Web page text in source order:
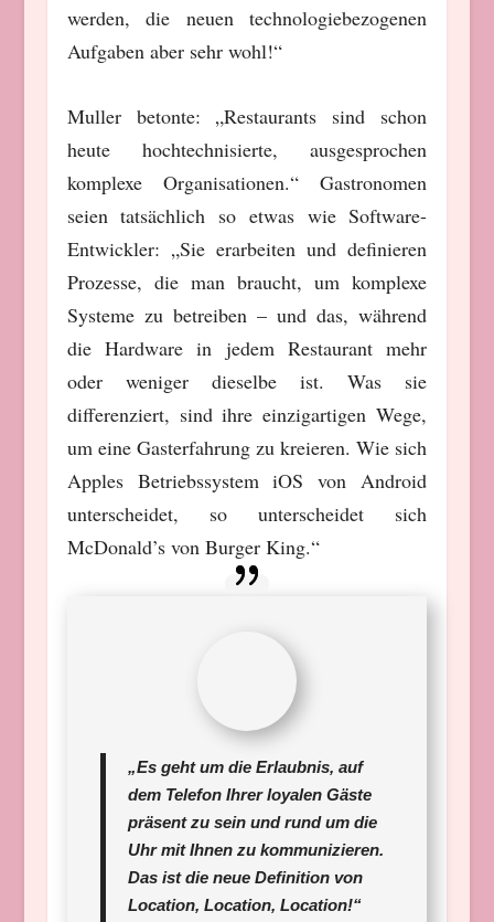
werden, die neuen technologiebezogenen
Aufgaben aber sehr wohl!“
Muller betonte: „Restaurants sind schon
heute hochtechnisierte, ausgesprochen
komplexe Organisationen.“ Gastronomen
seien tatsächlich so etwas wie Software-
Entwickler: „Sie erarbeiten und definieren
Prozesse, die man braucht, um komplexe
Systeme zu betreiben – und das, während
die Hardware in jedem Restaurant mehr
oder weniger dieselbe ist. Was sie
differenziert, sind ihre einzigartigen Wege,
um eine Gasterfahrung zu kreieren. Wie sich
Apples Betriebssystem iOS von Android
unterscheidet, so unterscheidet sich
McDonald’s von Burger King.“
„Es geht um die Erlaubnis, auf
dem Telefon Ihrer loyalen Gäste
präsent zu sein und rund um die
Uhr mit Ihnen zu kommunizieren.
Das ist die neue Definition von
Location, Location, Location!“